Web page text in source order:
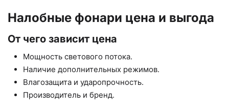
Налобные фонари цена и выгода
От чего зависит цена
Мощность светового потока.
Наличие дополнительных режимов.
Влагозащита и ударопрочность.
Производитель и бренд.